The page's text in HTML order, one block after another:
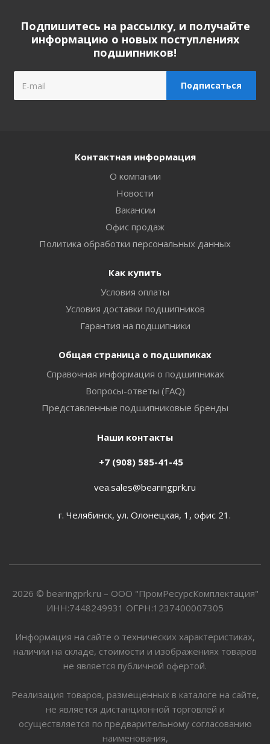
Подпишитесь на рассылку, и получайте
информацию о новых поступлениях
подшипников!
Контактная информация
О компании
Новости
Вакансии
Офис продаж
Политика обработки персональных данных
Как купить
Условия оплаты
Условия доставки подшипников
Гарантия на подшипники
Общая страница о подшипиках
Справочная информация о подшипниках
Вопросы-ответы (FAQ)
Представленные подшипниковые бренды
Наши контакты
+7 (908) 585-41-45
vea.sales@bearingprk.ru
г. Челябинск, ул. Олонецкая, 1, офис 21.
2026 © bearingprk.ru – ООО "ПромРесурсКомплектация"
ИНН:7448249931 ОГРН:1237400007305
Информация на сайте о технических характеристиках,
наличии на складе, стоимости и изображениях товаров
не является публичной офертой.
Реализация товаров, размещенных в каталоге на сайте,
не является дистанционной торговлей и
осуществляется по предварительному согласованию
наименования,